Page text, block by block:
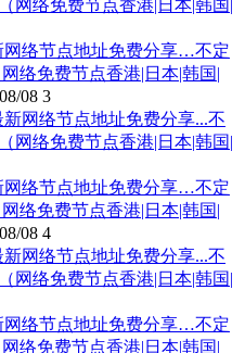
网络节点地址免费分享…不定
络免费节点香港|日本|韩国|
08/08 3
网络节点地址免费分享…不定
络免费节点香港|日本|韩国|
08/08 4
网络节点地址免费分享…不定
络免费节点香港|日本|韩国|